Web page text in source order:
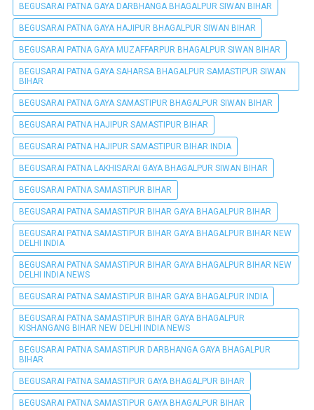
BEGUSARAI PATNA GAYA DARBHANGA BHAGALPUR SIWAN BIHAR
BEGUSARAI PATNA GAYA HAJIPUR BHAGALPUR SIWAN BIHAR
BEGUSARAI PATNA GAYA MUZAFFARPUR BHAGALPUR SIWAN BIHAR
BEGUSARAI PATNA GAYA SAHARSA BHAGALPUR SAMASTIPUR SIWAN
BIHAR
BEGUSARAI PATNA GAYA SAMASTIPUR BHAGALPUR SIWAN BIHAR
BEGUSARAI PATNA HAJIPUR SAMASTIPUR BIHAR
BEGUSARAI PATNA HAJIPUR SAMASTIPUR BIHAR INDIA
BEGUSARAI PATNA LAKHISARAI GAYA BHAGALPUR SIWAN BIHAR
BEGUSARAI PATNA SAMASTIPUR BIHAR
BEGUSARAI PATNA SAMASTIPUR BIHAR GAYA BHAGALPUR BIHAR
BEGUSARAI PATNA SAMASTIPUR BIHAR GAYA BHAGALPUR BIHAR NEW
DELHI INDIA
BEGUSARAI PATNA SAMASTIPUR BIHAR GAYA BHAGALPUR BIHAR NEW
DELHI INDIA NEWS
BEGUSARAI PATNA SAMASTIPUR BIHAR GAYA BHAGALPUR INDIA
BEGUSARAI PATNA SAMASTIPUR BIHAR GAYA BHAGALPUR
KISHANGANG BIHAR NEW DELHI INDIA NEWS
BEGUSARAI PATNA SAMASTIPUR DARBHANGA GAYA BHAGALPUR
BIHAR
BEGUSARAI PATNA SAMASTIPUR GAYA BHAGALPUR BIHAR
BEGUSARAI PATNA SAMASTIPUR GAYA BHAGALPUR BIHAR